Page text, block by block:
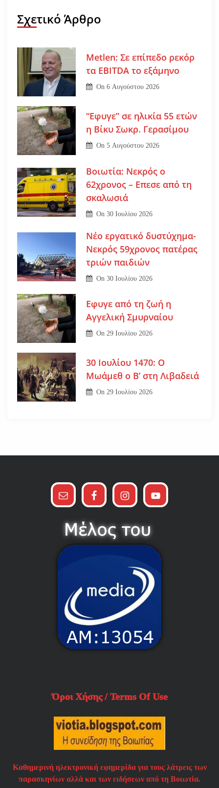
Σχετικό Άρθρο
Metlen: Σε επίπεδο ρεκόρ
τα EBITDA το εξάμηνο
On6 Αυγούστου 2026
“Εφυγε” σε ηλικία 55 ετών
η Βίκυ Σωκρ. Γερασίμου
On5 Αυγούστου 2026
Βοιωτία: Νεκρός ο
62χρονος – Επεσε από τη
σκαλωσιά
On30 Ιουλίου 2026
Νέο εργατικό δυστύχημα-
Νεκρός 59χρονος πατέρας
τριών παιδιών
On30 Ιουλίου 2026
Εφυγε από τη ζωή η
Αγγελική Σμυρναίου
On29 Ιουλίου 2026
30 Ιουλίου 1470: Ο
Μωάμεθ ο Β’ στη Λιβαδειά
On29 Ιουλίου 2026
Όροι Χήσης / Terms Of Use
Καθημερινή ηλεκτρονική εφημερίδα για τους λάτρεις των
παρασκηνίων αλλά και των ειδήσεων από τη Βοιωτία.